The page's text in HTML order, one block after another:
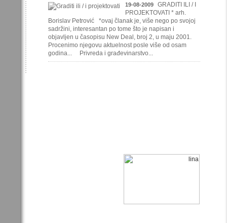
19-08-2009
GRADITI ILI / I
PROJEKTOVATI * arh.
Borislav Petrović *ovaj članak je, više nego po svojoj
sadržini, interesantan po tome što je napisan i
objavljen u časopisu New Deal, broj 2, u maju 2001.
Procenimo njegovu aktuelnost posle više od osam
godina... Privreda i građevinarstvo...